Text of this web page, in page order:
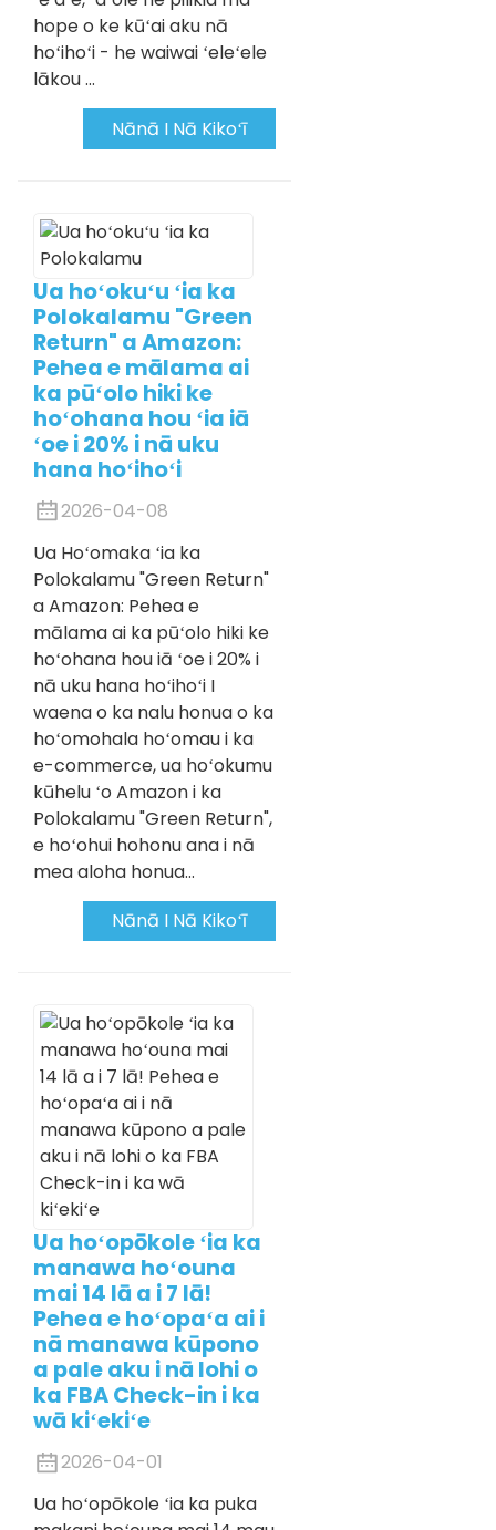
hope o ke kūʻai aku nā
hoʻihoʻi - he waiwai ʻeleʻele
lākou ...
Nānā I Nā Kikoʻī
Ua hoʻokuʻu ʻia ka
Polokalamu "Green
Return" a Amazon:
Pehea e mālama ai
ka pūʻolo hiki ke
hoʻohana hou ʻia iā
ʻoe i 20% i nā uku
hana hoʻihoʻi
2026-04-08
Ua Hoʻomaka ʻia ka
Polokalamu "Green Return"
a Amazon: Pehea e
mālama ai ka pūʻolo hiki ke
hoʻohana hou iā ʻoe i 20% i
nā uku hana hoʻihoʻi I
waena o ka nalu honua o ka
hoʻomohala hoʻomau i ka
e-commerce, ua hoʻokumu
kūhelu ʻo Amazon i ka
Polokalamu "Green Return",
e hoʻohui hohonu ana i nā
mea aloha honua...
Nānā I Nā Kikoʻī
Ua hoʻopōkole ʻia ka
manawa hoʻouna
mai 14 lā a i 7 lā!
Pehea e hoʻopaʻa ai i
nā manawa kūpono
a pale aku i nā lohi o
ka FBA Check-in i ka
wā kiʻekiʻe
2026-04-01
Ua hoʻopōkole ʻia ka puka